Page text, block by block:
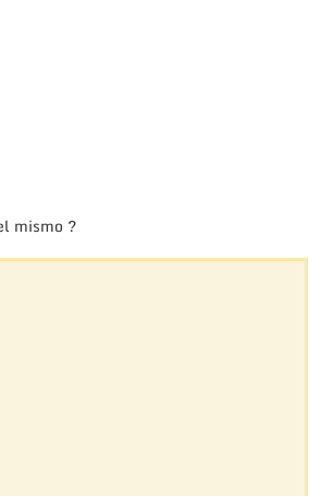
mismo ?